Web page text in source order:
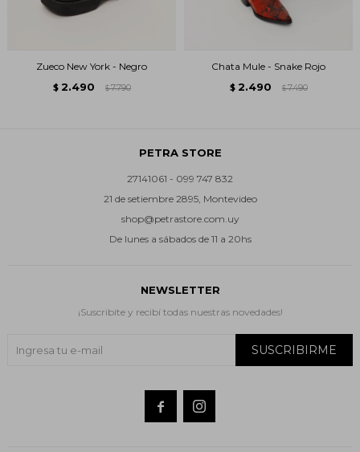
Zueco New York - Negro
$ 2.490 $ 7.790
Chata Mule - Snake Rojo
$ 2.490 $ 7.490
PETRA STORE
27141061 - 099 747 832
21 de setiembre 2895, Montevideo
shop@petrastore.com.uy
De lunes a sábados de 11 a 20hs
NEWSLETTER
¡Suscribite y recibí todas nuestras novedades!
SUSCRIBIRME
 